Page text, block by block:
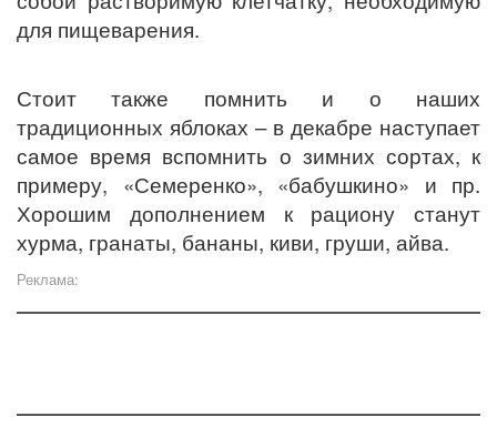
для пищеварения.
Стоит также помнить и о наших
традиционных яблоках – в декабре наступает
самое время вспомнить о зимних сортах, к
примеру, «Семеренко», «бабушкино» и пр.
Хорошим дополнением к рациону станут
хурма, гранаты, бананы, киви, груши, айва.
Реклама: